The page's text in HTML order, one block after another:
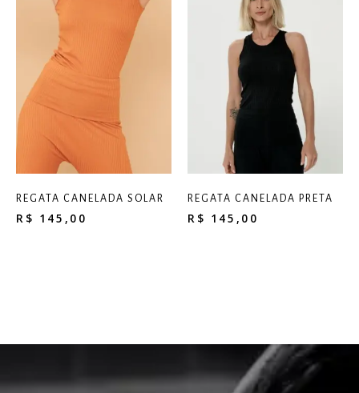
REGATA CANELADA SOLAR
R$ 145,00
REGATA CANELADA PRETA
R$ 145,00